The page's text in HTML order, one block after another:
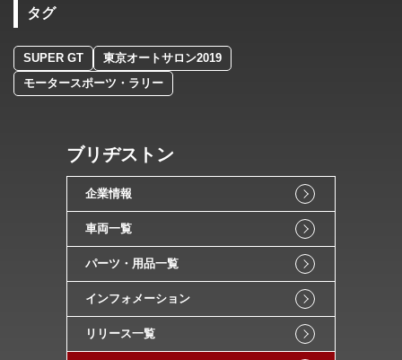
タグ
SUPER GT
東京オートサロン2019
モータースポーツ・ラリー
ブリヂストン
企業情報
車両一覧
パーツ・用品一覧
インフォメーション
リリース一覧